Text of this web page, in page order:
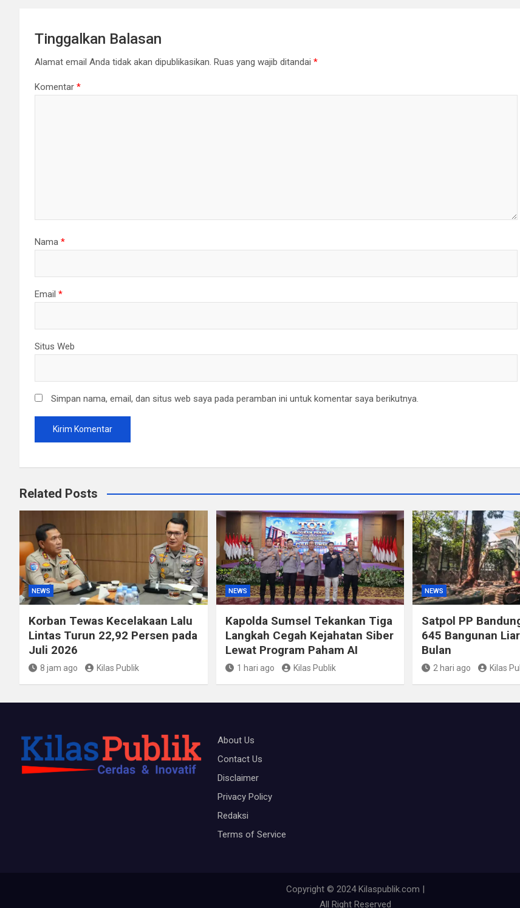
Tinggalkan Balasan
Alamat email Anda tidak akan dipublikasikan. Ruas yang wajib ditandai *
Komentar *
Nama *
Email *
Situs Web
Simpan nama, email, dan situs web saya pada peramban ini untuk komentar saya berikutnya.
Related Posts
NEWS
Korban Tewas Kecelakaan Lalu
Lintas Turun 22,92 Persen pada
Juli 2026
8 jam ago Kilas Publik
NEWS
Kapolda Sumsel Tekankan Tiga
Langkah Cegah Kejahatan Siber
Lewat Program Paham AI
1 hari ago Kilas Publik
NEWS
Satpol PP
645 Bangunan
Bulan
2 hari ago Kilas
About Us
Contact Us
Disclaimer
Privacy Policy
Redaksi
Terms of Service
Copyright © 2024 Kilaspublik.com |
All Right Reserved